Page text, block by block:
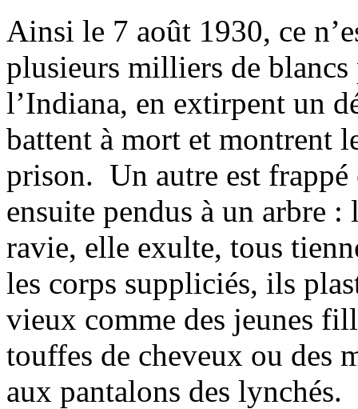
Ainsi le 7 août 1930, ce
plusieurs milliers de blancs
l’Indiana, en extirpent un
battent à mort et montrent
prison. Un autre est
ensuite pendus à un arbre
ravie, elle exulte, tous
les corps suppliciés, ils
vieux comme des jeunes
touffes de cheveux ou des
aux pantalons des lynchés.